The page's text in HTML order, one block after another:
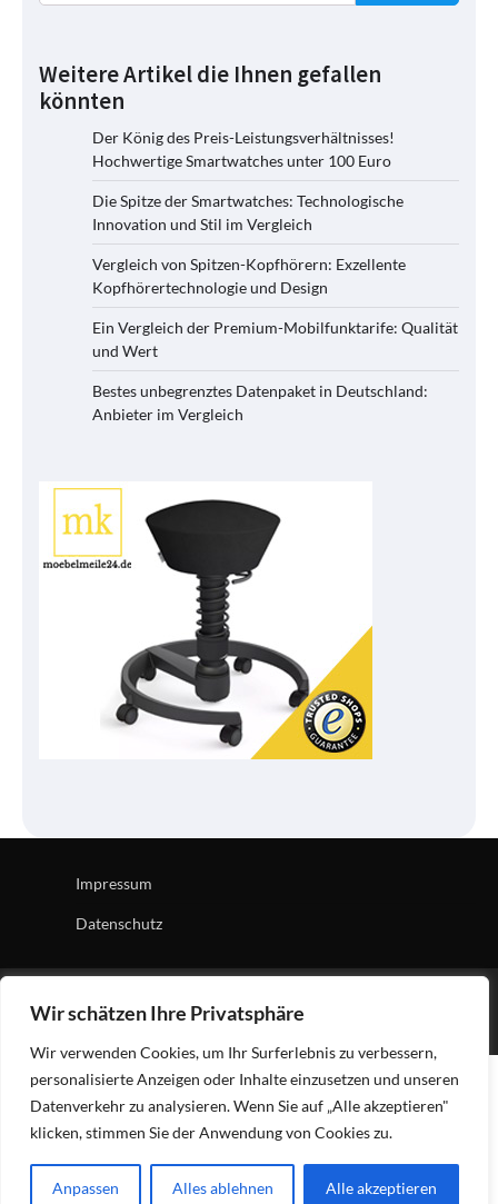
Wir schätzen Ihre Privatsphäre
Wir verwenden Cookies, um Ihr Surferlebnis zu verbessern,
personalisierte Anzeigen oder Inhalte einzusetzen und unseren
Datenverkehr zu analysieren. Wenn Sie auf „Alle akzeptieren"
klicken, stimmen Sie der Anwendung von Cookies zu.
Anpassen Alles ablehnen Alle akzeptieren
Weitere Artikel die Ihnen gefallen
könnten
Der König des Preis-Leistungsverhältnisses!
Hochwertige Smartwatches unter 100 Euro
Die Spitze der Smartwatches: Technologische
Innovation und Stil im Vergleich
Vergleich von Spitzen-Kopfhörern: Exzellente
Kopfhörertechnologie und Design
Ein Vergleich der Premium-Mobilfunktarife: Qualität
und Wert
Bestes unbegrenztes Datenpaket in Deutschland:
Anbieter im Vergleich
Impressum
Datenschutz
| Powered byWordPress.